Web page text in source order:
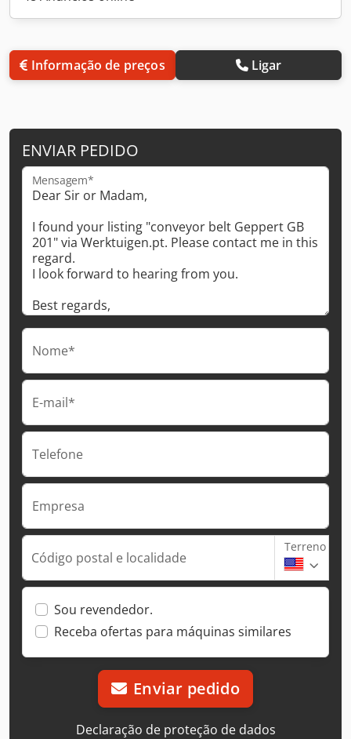
Informação de preços Ligar
ENVIAR PEDIDO
Mensagem*
Nome*
E-mail*
Telefone
Empresa
Código postal e localidade
Terreno
Sou revendedor.
Receba ofertas para máquinas similares
Enviar pedido
Declaração de proteção de dados